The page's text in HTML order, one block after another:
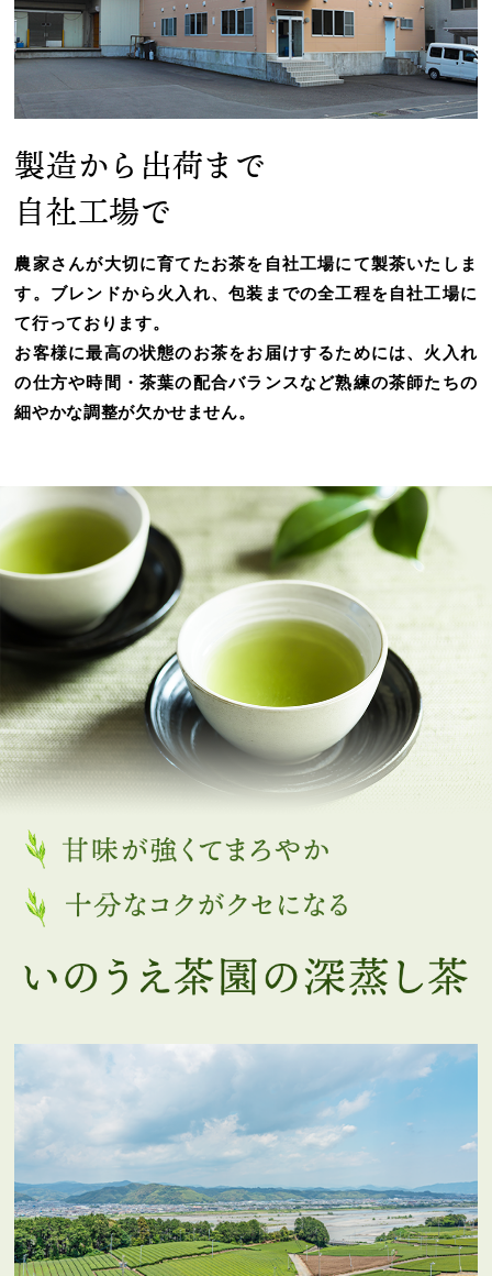
製造から出荷まで
自社工場で
農家さんが大切に育てたお茶を自社工場にて製茶いたしま
す。ブレンドから火入れ、包装までの全工程を自社工場に
て行っております。
お客様に最高の状態のお茶をお届けするためには、火入れ
の仕方や時間・茶葉の配合バランスなど熟練の茶師たちの
細やかな調整が欠かせません。